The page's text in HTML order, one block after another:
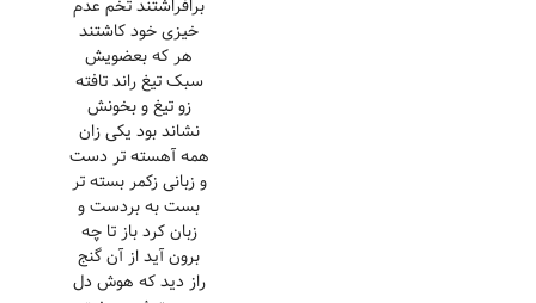
برافراشتند تخم عدم
خیزی خود کاشتند
هر که بعضویش
سبک تیغ راند تافته
زو تیغ و بخونش
نشاند بود یکی زان
همه آهسته تر دست
و زبانی زکمر بسته تر
بست به بردست و
زبان کرد باز تا چه
برون آید از آن گنج
راز دید که هوش دل